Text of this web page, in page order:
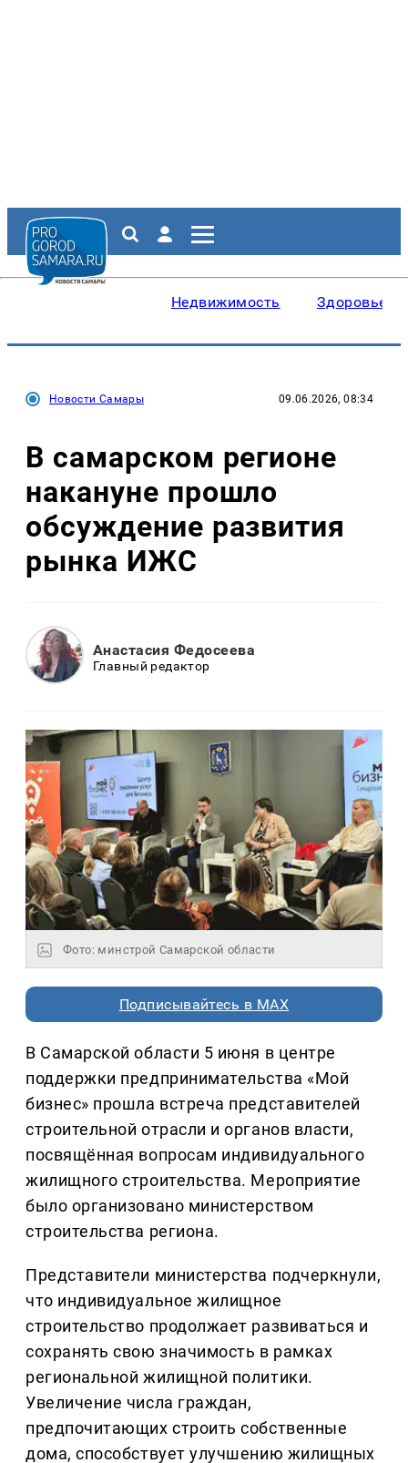
Недвижимость Здоровье
Новости Самары 09.06.2026, 08:34
В самарском регионе
накануне прошло
обсуждение развития
рынка ИЖС
Анастасия Федосеева
Главный редактор
Фото: минстрой Самарской области
Подписывайтесь в MAX
В Самарской области 5 июня в центре
поддержки предпринимательства «Мой
бизнес» прошла встреча представителей
строительной отрасли и органов власти,
посвящённая вопросам индивидуального
жилищного строительства. Мероприятие
было организовано министерством
строительства региона.
Представители министерства подчеркнули,
что индивидуальное жилищное
строительство продолжает развиваться и
сохранять свою значимость в рамках
региональной жилищной политики.
Увеличение числа граждан,
предпочитающих строить собственные
дома, способствует улучшению жилищных